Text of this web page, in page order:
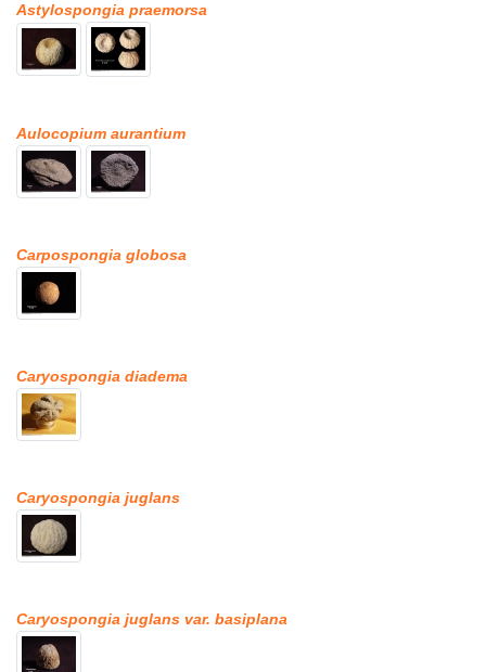
Astylospongia praemorsa
Aulocopium aurantium
Carpospongia globosa
Caryospongia diadema
Caryospongia juglans
Caryospongia juglans var. basiplana